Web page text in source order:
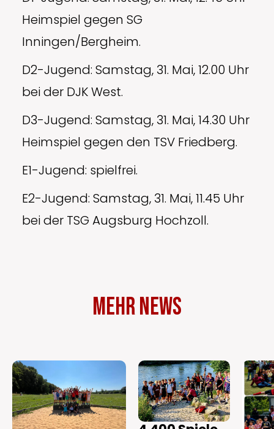
Heimspiel gegen SG
Inningen/Bergheim.
D2-Jugend: Samstag, 31. Mai, 12.00 Uhr
bei der DJK West.
D3-Jugend: Samstag, 31. Mai, 14.30 Uhr
Heimspiel gegen den TSV Friedberg.
E1-Jugend: spielfrei.
E2-Jugend: Samstag, 31. Mai, 11.45 Uhr
bei der TSG Augsburg Hochzoll.
Mehr News